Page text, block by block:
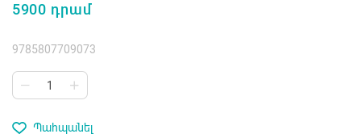
5900 դրամ
9785807709073
Պահպանել